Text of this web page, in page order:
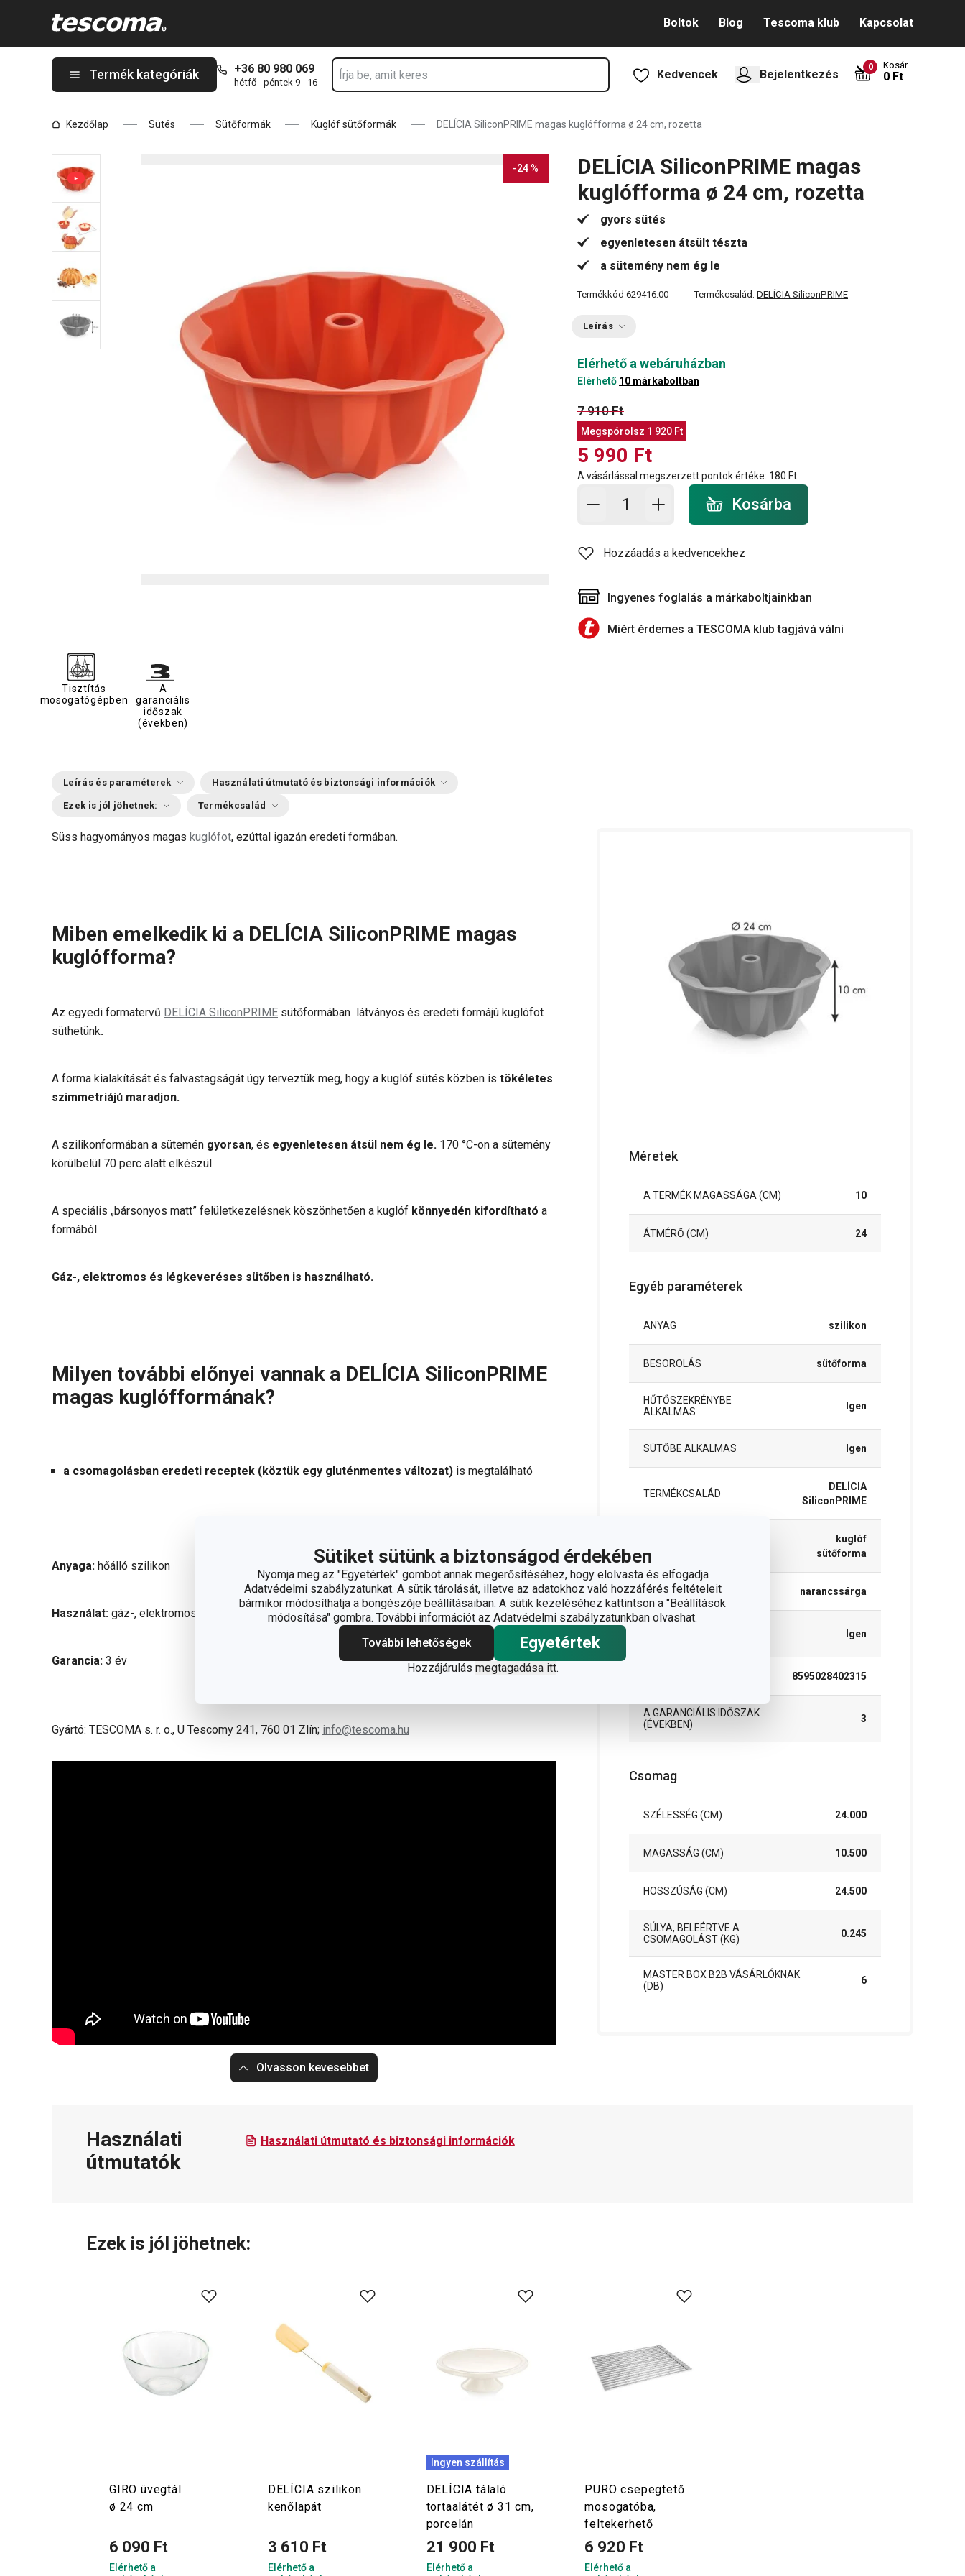
Sütiket sütünk a biztonságod érdekében
Nyomja meg az "Egyetértek" gombot annak megerősítéséhez, hogy elolvasta és elfogadja
Adatvédelmi szabályzatunkat. A sütik tárolását, illetve az adatokhoz való hozzáférés feltételeit
bármikor módosíthatja a böngészője beállításaiban. A sütik kezeléséhez kattintson a "Beállítások
módosítása" gombra. További információt az Adatvédelmi szabályzatunkban olvashat.
További lehetőségek
Egyetértek
Hozzájárulás megtagadása itt.
Boltok Blog Tescoma klub Kapcsolat
Termék kategóriák +36 80 980 069
hétfő - péntek 9 - 16
Kedvencek Bejelentkezés
0 Kosár
0 Ft
Kezdőlap Sütés Sütőformák Kuglóf sütőformák DELÍCIA SiliconPRIME magas kuglófforma ø 24 cm, rozetta
-24 %
DELÍCIA SiliconPRIME magas
kuglófforma ø 24 cm, rozetta
gyors sütés
egyenletesen átsült tészta
a sütemény nem ég le
Termékkód 629416.00 Termékcsalád: DELÍCIA SiliconPRIME
Leírás
Elérhető a webáruházban
Elérhető 10 márkaboltban
7 910 Ft
Megspórolsz 1 920 Ft
5 990 Ft
A vásárlással megszerzett pontok értéke: 180 Ft
Kosárba - mennyiség
Kosárba
Hozzáadás a kedvencekhez
Ingyenes foglalás a márkaboltjainkban
Miért érdemes a TESCOMA klub tagjává válni
Tisztítás
mosogatógépben
A
garanciális
időszak
(években)
Leírás és paraméterek Használati útmutató és biztonsági információk
Ezek is jól jöhetnek: Termékcsalád
Süss hagyományos magas kuglófot, ezúttal igazán eredeti formában.
Miben emelkedik ki a DELÍCIA SiliconPRIME magas
kuglófforma?
Az egyedi formatervű DELÍCIA SiliconPRIME sütőformában látványos és eredeti formájú kuglófot
süthetünk.
A forma kialakítását és falvastagságát úgy terveztük meg, hogy a kuglóf sütés közben is tökéletes
szimmetriájú maradjon.
A szilikonformában a sütemén gyorsan, és egyenletesen átsül nem ég le. 170 °C-on a sütemény
körülbelül 70 perc alatt elkészül.
A speciális „bársonyos matt” felületkezelésnek köszönhetően a kuglóf könnyedén kifordítható a
formából.
Gáz-, elektromos és légkeveréses sütőben is használható.
Milyen további előnyei vannak a DELÍCIA SiliconPRIME
magas kuglófformának?
a csomagolásban eredeti receptek (köztük egy gluténmentes változat) is megtalálható
Anyaga: hőálló szilikon
Használat: gáz-, elektromos és légkeveréses sütőben is használható, mosogatógépben tisztítható
Garancia: 3 év
Gyártó: TESCOMA s. r. o., U Tescomy 241, 760 01 Zlín; info@tescoma.hu
Olvasson kevesebbet
Méretek
A TERMÉK MAGASSÁGA (CM) 10
ÁTMÉRŐ (CM) 24
Egyéb paraméterek
ANYAG szilikon
BESOROLÁS sütőforma
HŰTŐSZEKRÉNYBE
ALKALMAS
Igen
SÜTŐBE ALKALMAS Igen
TERMÉKCSALÁD
DELÍCIA
SiliconPRIME
kuglóf
sütőforma
SZÍN narancssárga
Igen
8595028402315
A GARANCIÁLIS IDŐSZAK
(ÉVEKBEN)
3
Csomag
SZÉLESSÉG (CM) 24.000
MAGASSÁG (CM) 10.500
HOSSZÚSÁG (CM) 24.500
SÚLYA, BELEÉRTVE A
CSOMAGOLÁST (KG)
0.245
MASTER BOX B2B VÁSÁRLÓKNAK
(DB)
6
Használati
útmutatók
Használati útmutató és biztonsági információk
Ezek is jól jöhetnek:
GIRO üvegtál
ø 24 cm
6 090 Ft
Elérhető a
DELÍCIA szilikon
kenőlapát
3 610 Ft
Elérhető a
Ingyen szállítás
DELÍCIA tálaló
tortaalátét ø 31 cm,
porcelán
21 900 Ft
Elérhető a
PURO csepegtető
mosogatóba,
feltekerhető
6 920 Ft
Elérhető a